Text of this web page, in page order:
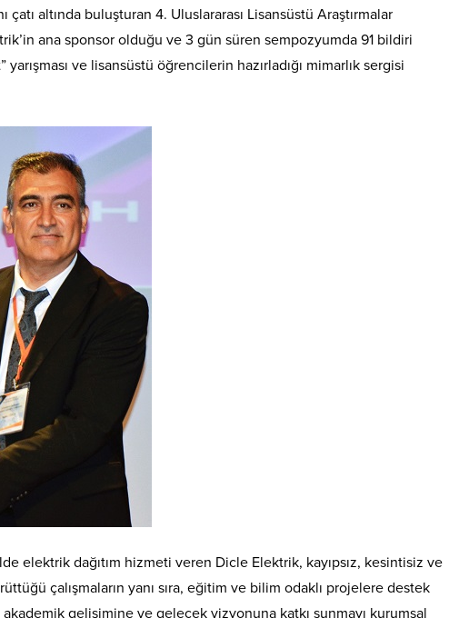
altında buluşturan 4. Uluslararası Lisansüstü Araştırmalar
ana sponsor olduğu ve 3 gün süren sempozyumda 91 bildiri
ve lisansüstü öğrencilerin hazırladığı mimarlık sergisi
elektrik dağıtım hizmeti veren Dicle Elektrik, kayıpsız, kesintisiz ve
çalışmaların yanı sıra, eğitim ve bilim odaklı projelere destek
gelişimine ve gelecek vizyonuna katkı sunmayı kurumsal